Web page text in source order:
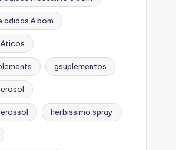
adidas é bom
gsuplementos
herbissimo spray